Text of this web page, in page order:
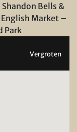
Bells &
Market –
Park
Vergroten